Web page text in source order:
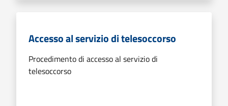
Accesso al servizio di telesoccorso
Procedimento di accesso al servizio di
telesoccorso